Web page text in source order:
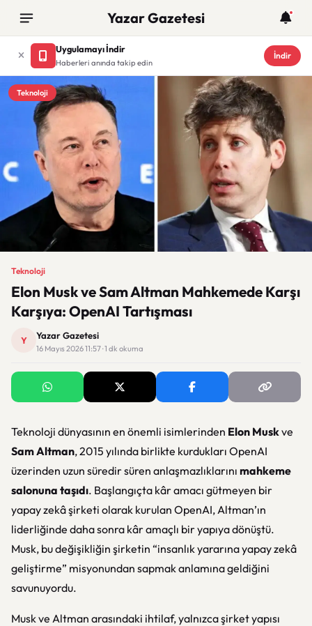
Yazar Gazetesi
Uygulamayı İndir
Haberleri anında takip edin
İndir
Teknoloji
Teknoloji
Elon Musk ve Sam Altman Mahkemede Karşı
Karşıya: OpenAI Tartışması
Y Yazar Gazetesi
16 Mayıs 2026 11:57 · 1 dk okuma
Teknoloji dünyasının en önemli isimlerinden Elon Muskve
Sam Altman, 2015 yılında birlikte kurdukları OpenAI
üzerinden uzun süredir süren anlaşmazlıklarını mahkeme
salonuna taşıdı. Başlangıçta kâr amacı gütmeyen bir
yapay zekâ şirketi olarak kurulan OpenAI, Altman’ın
liderliğinde daha sonra kâr amaçlı bir yapıya dönüştü.
Musk, bu değişikliğin şirketin “insanlık yararına yapay zekâ
geliştirme” misyonundan sapmak anlamına geldiğini
savunuyordu.
Musk ve Altman arasındaki ihtilaf, yalnızca şirket yapısı